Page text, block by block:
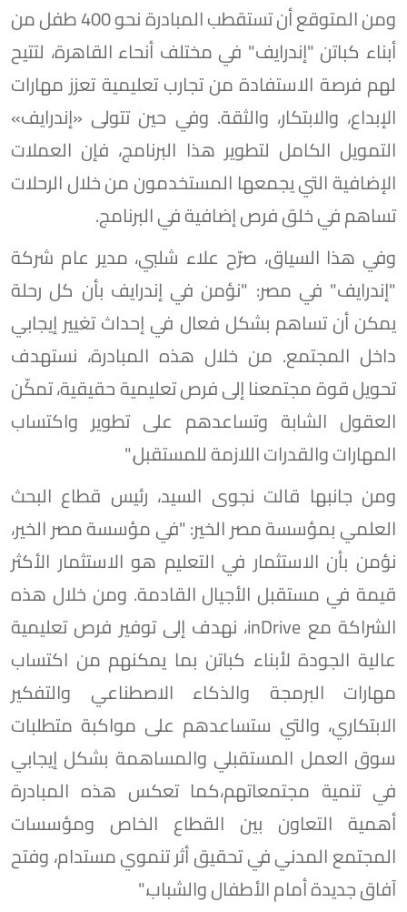
ومن المتوقع أن تستقطب المبادرة نحو 400 طفل من
أبناء كباتن "إندرايف" في مختلف أنحاء القاهرة، لتتيح
لهم فرصة الاستفادة من تجارب تعليمية تعزز مهارات
الإبداع، والابتكار، والثقة. وفي حين تتولى «إندرايف»
التمويل الكامل لتطوير هذا البرنامج، فإن العملات
الإضافية التي يجمعها المستخدمون من خلال الرحلات
تساهم في خلق فرص إضافية في البرنامج.
وفي هذا السياق، صرّح علاء شلبي، مدير عام شركة
"إندرايف" في مصر: "نؤمن في إندرايف بأن كل رحلة
يمكن أن تساهم بشكل فعال في إحداث تغيير إيجابي
داخل المجتمع. من خلال هذه المبادرة، نستهدف
تحويل قوة مجتمعنا إلى فرص تعليمية حقيقية، تمكّن
العقول الشابة وتساعدهم على تطوير واكتساب
المهارات والقدرات اللازمة للمستقبل."
ومن جانبها قالت نجوى السيد، رئيس قطاع البحث
العلمي بمؤسسة مصر الخير: "في مؤسسة مصر الخير،
نؤمن بأن الاستثمار في التعليم هو الاستثمار الأكثر
قيمة في مستقبل الأجيال القادمة. ومن خلال هذه
الشراكة مع inDrive، نهدف إلى توفير فرص تعليمية
عالية الجودة لأبناء كباتن بما يمكنهم من اكتساب
مهارات البرمجة والذكاء الاصطناعي والتفكير
الابتكاري، والتي ستساعدهم على مواكبة متطلبات
سوق العمل المستقبلي والمساهمة بشكل إيجابي
في تنمية مجتمعاتهم،كما تعكس هذه المبادرة
أهمية التعاون بين القطاع الخاص ومؤسسات
المجتمع المدني في تحقيق أثر تنموي مستدام، وفتح
آفاق جديدة أمام الأطفال والشباب."